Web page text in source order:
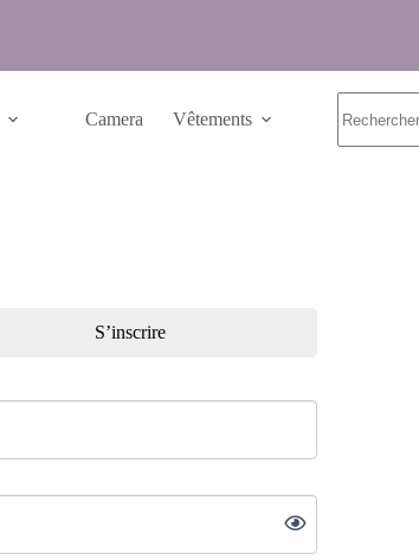
Camera Vêtements
S’inscrire